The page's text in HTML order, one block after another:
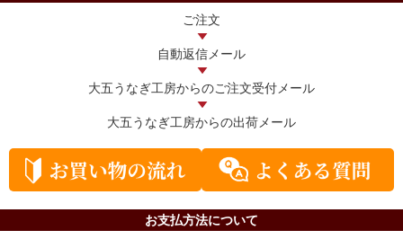
ご注文
自動返信メール
大五うなぎ工房からのご注文受付メール
大五うなぎ工房からの出荷メール
お支払方法について